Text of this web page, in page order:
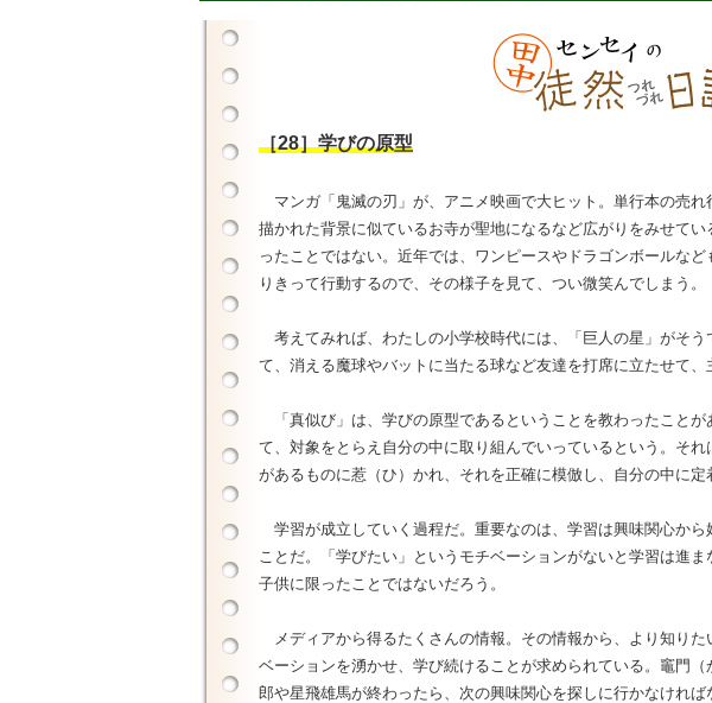
［28］学びの原型
マンガ「鬼滅の刃」が、アニメ映画で大ヒット。単行本の売
描かれた背景に似ているお寺が聖地になるなど広がりをみせて
ったことではない。近年では、ワンピースやドラゴンボールな
りきって行動するので、その様子を見て、つい微笑んでしまう。
考えてみれば、わたしの小学校時代には、「巨人の星」がそ
て、消える魔球やバットに当たる球など友達を打席に立たせて、
「真似び」は、学びの原型であるということを教わったことが
て、対象をとらえ自分の中に取り組んでいっているという。そ
があるものに惹（ひ）かれ、それを正確に模倣し、自分の中に定
学習が成立していく過程だ。重要なのは、学習は興味関心から
ことだ。「学びたい」というモチベーションがないと学習は進ま
子供に限ったことではないだろう。
メディアから得るたくさんの情報。その情報から、より知りた
ベーションを湧かせ、学び続けることが求められている。竈門（
郎や星飛雄馬が終わったら、次の興味関心を探しに行かなければ